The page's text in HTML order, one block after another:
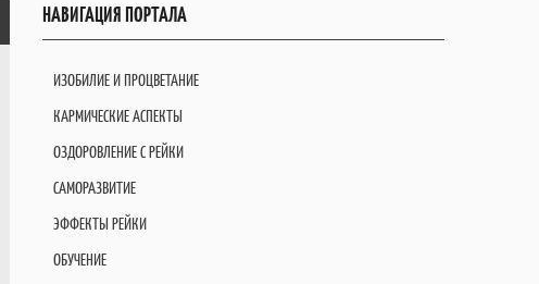
НАВИГАЦИЯ ПОРТАЛА
ИЗОБИЛИЕ И ПРОЦВЕТАНИЕ
КАРМИЧЕСКИЕ АСПЕКТЫ
ОЗДОРОВЛЕНИЕ С РЕЙКИ
САМОРАЗВИТИЕ
ЭФФЕКТЫ РЕЙКИ
ОБУЧЕНИЕ